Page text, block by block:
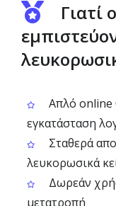
Γιατί
Απλό online
εγκατάσταση
Σταθερά
λευκορωσικά
Δωρεάν
μετατροπή